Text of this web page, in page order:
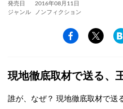
発売日
2016年08月11日
ジャンル
ノンフィクション
現地徹底取材で送る、
誰が、なぜ？ 現地徹底取材で送